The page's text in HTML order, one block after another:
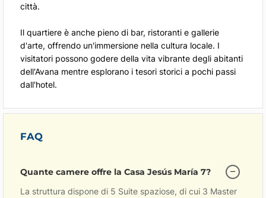
città.
Il quartiere è anche pieno di bar, ristoranti e gallerie
d'arte, offrendo un'immersione nella cultura locale. I
visitatori possono godere della vita vibrante degli abitanti
dell'Avana mentre esplorano i tesori storici a pochi passi
dall'hotel.
FAQ
Quante camere offre la Casa Jesús María 7?
La struttura dispone di 5 Suite spaziose, di cui 3 Master